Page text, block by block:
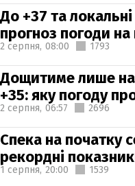
До +37 та
прогноз погоди
2 серпня, 08:00 1793
Дощитиме лише на
+35: яку погоду
2 серпня, 06:57 2696
Спека на початку
рекордні
1 серпня, 20:00 1539